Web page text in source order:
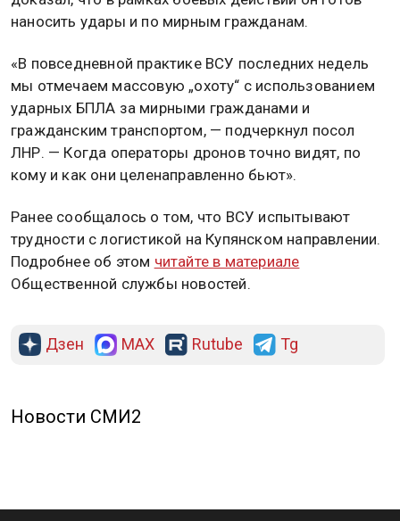
наносить удары и по мирным гражданам.
«В повседневной практике ВСУ последних недель
мы отмечаем массовую „охоту“ с использованием
ударных БПЛА за мирными гражданами и
гражданским транспортом, — подчеркнул посол
ЛНР. — Когда операторы дронов точно видят, по
кому и как они целенаправленно бьют».
Ранее сообщалось о том, что ВСУ испытывают
трудности с логистикой на Купянском направлении.
Подробнее об этом читайте в материале
Общественной службы новостей.
Дзен MAX Rutube Tg
Новости СМИ2